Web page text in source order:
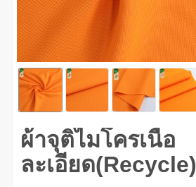
จุติไมโครเนื้อละเอียด(Recycle) #1
ผ้าจุติไมโครเนื้อ
ละเอียด(Recycle)